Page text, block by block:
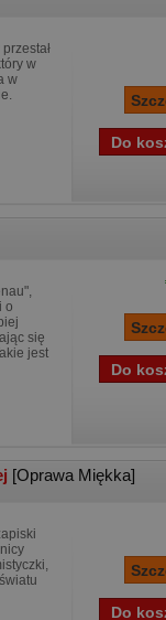
w
w
o
się
jest
[Oprawa Miękka]